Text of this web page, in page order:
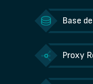
Base
Proxy